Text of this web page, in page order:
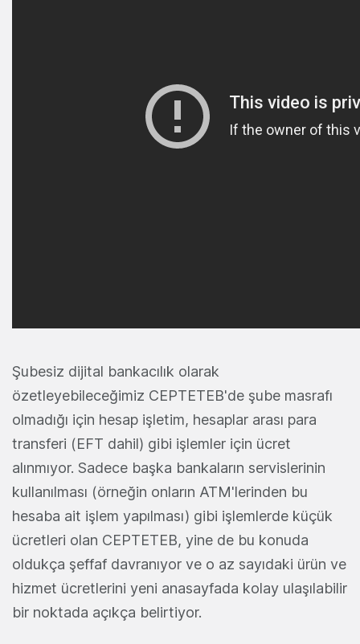
Şubesiz dijital bankacılık olarak
özetleyebileceğimiz CEPTETEB'de şube masrafı
olmadığı için hesap işletim, hesaplar arası para
transferi (EFT dahil) gibi işlemler için ücret
alınmıyor. Sadece başka bankaların servislerinin
kullanılması (örneğin onların ATM'lerinden bu
hesaba ait işlem yapılması) gibi işlemlerde küçük
ücretleri olan CEPTETEB, yine de bu konuda
oldukça şeffaf davranıyor ve o az sayıdaki ürün ve
hizmet ücretlerini yeni anasayfada kolay ulaşılabilir
bir noktada açıkça belirtiyor.